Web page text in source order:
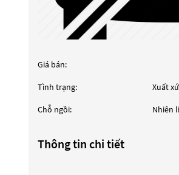
Giá bán:
Tình trạng: Xuất
Chỗ ngồi: Nhiên
Thông tin chi tiết